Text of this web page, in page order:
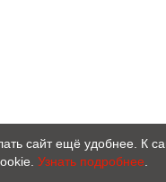
сайт ещё удобнее. К
Узнать подробнее